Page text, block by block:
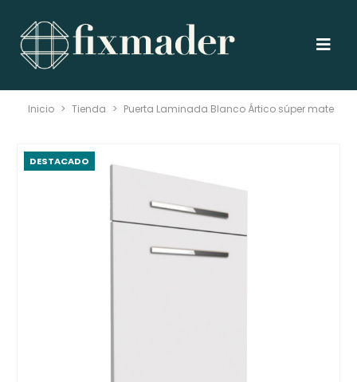
Inicio > Tienda > Puerta Laminada Blanco Ártico súper mate
DESTACADO